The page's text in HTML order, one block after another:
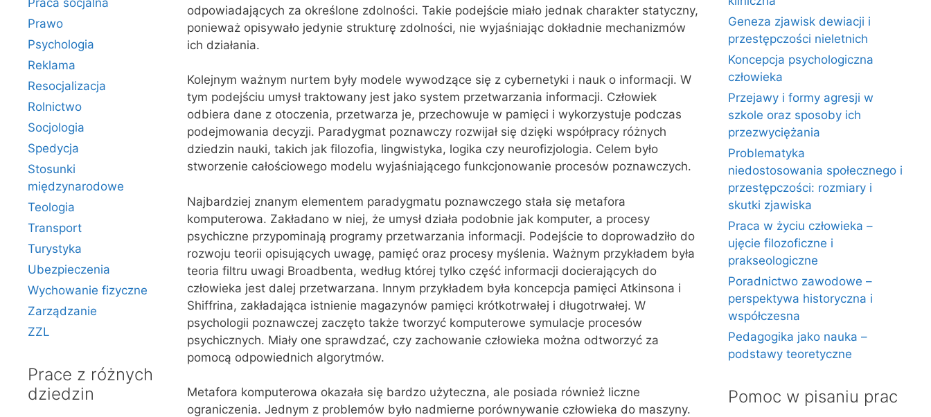
odpowiadających za określone zdolności. Takie podejście miało jednak charakter statyczny,
ponieważ opisywało jedynie strukturę zdolności, nie wyjaśniając dokładnie mechanizmów
ich działania.
Kolejnym ważnym nurtem były modele wywodzące się z cybernetyki i nauk o informacji. W
tym podejściu umysł traktowany jest jako system przetwarzania informacji. Człowiek
odbiera dane z otoczenia, przetwarza je, przechowuje w pamięci i wykorzystuje podczas
podejmowania decyzji. Paradygmat poznawczy rozwijał się dzięki współpracy różnych
dziedzin nauki, takich jak filozofia, lingwistyka, logika czy neurofizjologia. Celem było
stworzenie całościowego modelu wyjaśniającego funkcjonowanie procesów poznawczych.
Najbardziej znanym elementem paradygmatu poznawczego stała się metafora
komputerowa. Zakładano w niej, że umysł działa podobnie jak komputer, a procesy
psychiczne przypominają programy przetwarzania informacji. Podejście to doprowadziło do
rozwoju teorii opisujących uwagę, pamięć oraz procesy myślenia. Ważnym przykładem była
teoria filtru uwagi Broadbenta, według której tylko część informacji docierających do
człowieka jest dalej przetwarzana. Innym przykładem była koncepcja pamięci Atkinsona i
Shiffrina, zakładająca istnienie magazynów pamięci krótkotrwałej i długotrwałej. W
psychologii poznawczej zaczęto także tworzyć komputerowe symulacje procesów
psychicznych. Miały one sprawdzać, czy zachowanie człowieka można odtworzyć za
pomocą odpowiednich algorytmów.
Metafora komputerowa okazała się bardzo użyteczna, ale posiada również liczne
ograniczenia. Jednym z problemów było nadmierne porównywanie człowieka do maszyny.
Praca socjalna
Prawo
Psychologia
Reklama
Resocjalizacja
Rolnictwo
Socjologia
Spedycja
Stosunki
międzynarodowe
Teologia
Transport
Turystyka
Ubezpieczenia
Wychowanie fizyczne
Zarządzanie
ZZL
Prace z różnych
dziedzin
Geneza zjawisk dewiacji i
przestępczości nieletnich
Koncepcja psychologiczna
człowieka
Przejawy i formy agresji w
szkole oraz sposoby ich
przezwyciężania
Problematyka
niedostosowania społecznego i
przestępczości: rozmiary i
skutki zjawiska
Praca w życiu człowieka –
ujęcie filozoficzne i
prakseologiczne
Poradnictwo zawodowe –
perspektywa historyczna i
współczesna
Pedagogika jako nauka –
podstawy teoretyczne
Pomoc w pisaniu prac